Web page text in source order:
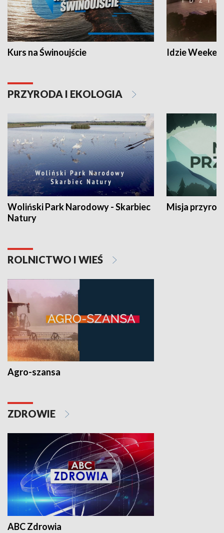
Kurs na Świnoujście Idzie
PRZYRODA I EKOLOGIA
Woliński Park Narodowy - Skarbiec
Natury
Misja
ROLNICTWO I WIEŚ
Agro-szansa
ZDROWIE
ABC Zdrowia